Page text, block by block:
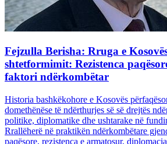
Fejzulla Berisha: Rruga e
shtetformimit: Rezistenca
faktori ndërkombëtar
Historia bashkëkohore e Kosovës
domethënëse të ndërthurjes së së drejtës
politike, diplomatike dhe ushtarake në
Rrallëherë në praktikën ndërkombëtare
paqësore, rezistenca e armatosur,